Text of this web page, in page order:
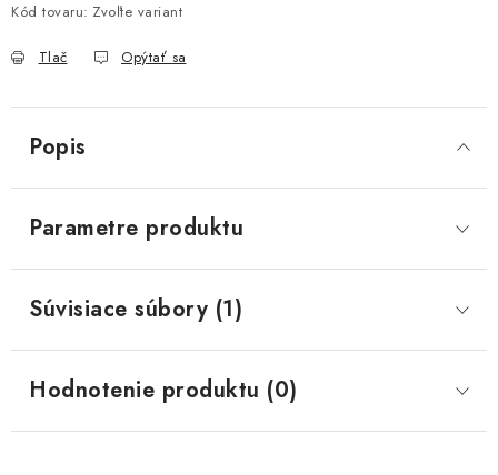
Kód tovaru: Zvoľte variant
Tlač Opýtať sa
Popis
Parametre produktu
Súvisiace súbory (1)
Hodnotenie produktu (0)